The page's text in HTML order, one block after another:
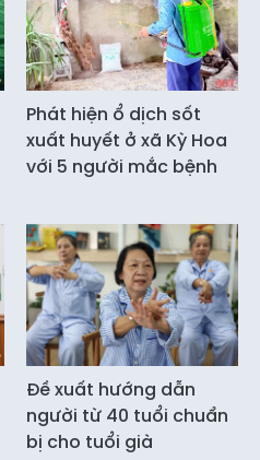
Phát hiện ổ dịch sốt
xuất huyết ở xã Kỳ Hoa
với 5 người mắc bệnh
Đề xuất hướng dẫn
người từ 40 tuổi chuẩn
bị cho tuổi già